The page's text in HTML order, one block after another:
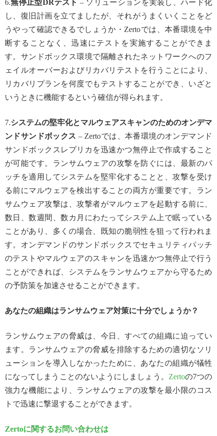
6.無停止型DRテスト – ソリューションを実装し、ハード化
し、復旧計画を立てましたが、それがうまくいくことをど
うやって確認できるでしょうか・Zertoでは、本番環境を中
断することなく、迅速にテストを実施することができま
す。サンドボックス環境で隔離されたネットワークへのフ
ェイルオーバーおよびリカバリテストを行うことにより、
リカバリプランを何度でもテストすることができ、いざと
いうときに機能するという確信が得られます。
7.システムの堅牢化とマルウェアスキャンのためのオンデマ
ンドサンドボックス – Zertoでは、本番環境のオンデマンド
サンドボックスレプリカを迅速かつ無停止で作成すること
が可能です。ランサムウェアの攻撃を防ぐには、最新のパ
ッチを適用してシステムを堅牢化することと、攻撃を受け
る前にマルウェアを検出することの両方が重要です。ラン
サムウェア攻撃は、攻撃者がマルウェアを起動する前に、
数日、数週間、数カ月にわたってシステム上で眠っている
ことがあり、多くの場合、既知の脆弱性を狙って行われま
す。オンデマンドのサンドボックスでセキュリティパッチ
のテストやマルウェアのスキャンを迅速かつ無停止で行う
ことができれば、システムをランサムウェアから守るため
の予防策を加速させることができます。
あなたの組織はランサムウェア対策に十分でしょうか？
ランサムウェアの脅威は、今日、すべての組織に迫ってい
ます。ランサムウェアの脅威を排除するための適切なソリ
ューションを導入しなかったために、あなたの組織が犠牲
になってしまうことのないようにしましょう。 Zertoの7つの
強力な機能により、ランサムウェアの攻撃を最小限のコス
トで迅速に撃退することができます。
Zertoに関するお問い合わせは